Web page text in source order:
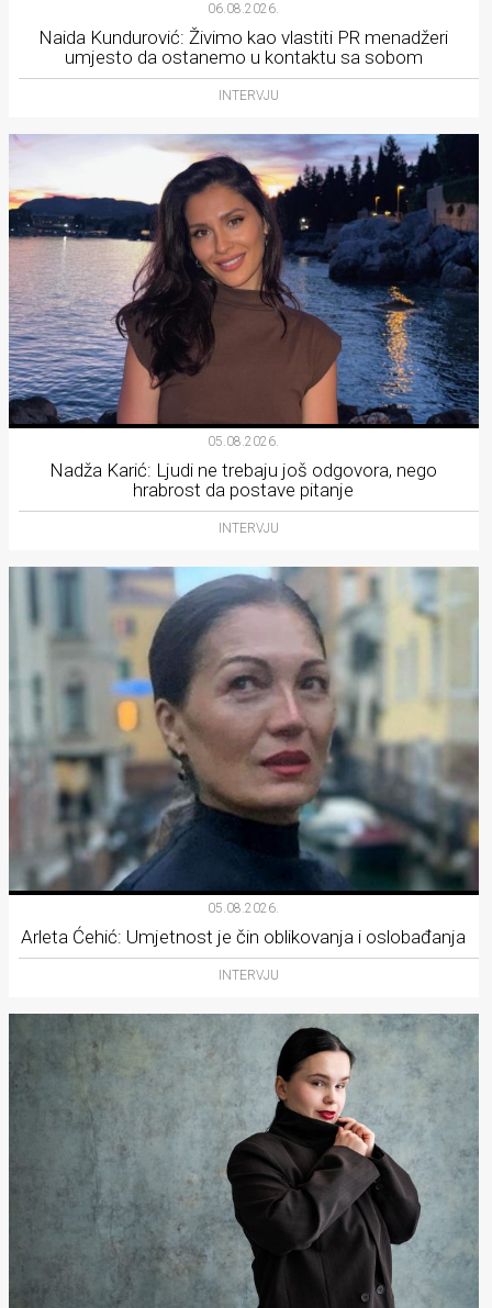
06.08.2026.
Naida Kundurović: Živimo kao vlastiti PR menadžeri
umjesto da ostanemo u kontaktu sa sobom
INTERVJU
05.08.2026.
Nadža Karić: Ljudi ne trebaju još odgovora, nego
hrabrost da postave pitanje
INTERVJU
05.08.2026.
Arleta Ćehić: Umjetnost je čin oblikovanja i oslobađanja
INTERVJU